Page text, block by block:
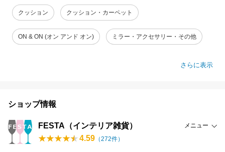
クッション クッション・カーペット
ON & ON (オン アンド オン) ミラー・アクセサリー・その他
さらに表示
ショップ情報
FESTA（インテリア雑貨） メニュー
4.59 （272件）